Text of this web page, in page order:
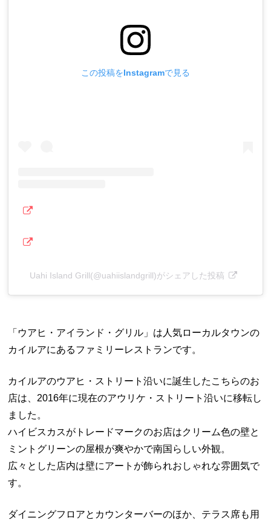
この投稿をInstagramで見る
Uahi Island Grill(@uahiislandgrill)がシェアした投稿
「ウアヒ・アイランド・グリル」は人気ローカルタウンの
カイルアにあるファミリーレストランです。
カイルアのウアヒ・ストリート沿いに誕生したこちらのお
店は、2016年に現在のアウリケ・ストリート沿いに移転し
ました。
ハイビスカスがトレードマークのお店はクリーム色の壁と
ミントグリーンの屋根が爽やかで南国らしい外観。
広々とした店内は壁にアートが飾られおしゃれな雰囲気で
す。
ダイニングフロアとカウンターバーのほか、テラス席も用